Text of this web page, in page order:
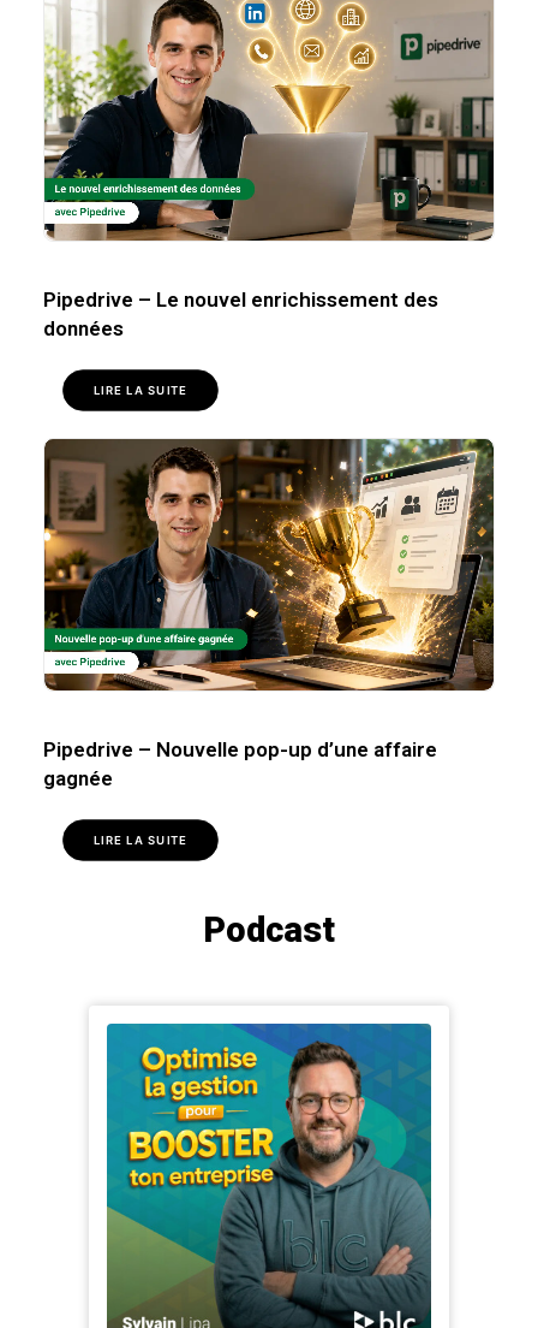
Pipedrive – Le nouvel enrichissement des
données
LIRE LA SUITE
Pipedrive – Nouvelle pop-up d’une affaire
gagnée
LIRE LA SUITE
Podcast